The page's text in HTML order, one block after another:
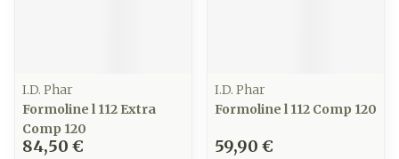
I.D. Phar
Formoline l 112 Extra
Comp 120
84,50 €
I.D. Phar
Formoline l 112 Comp 120
59,90 €